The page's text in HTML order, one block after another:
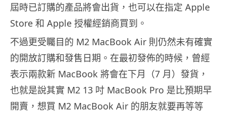
屆時已訂購的產品將會出貨，也可以在指定 Apple
Store 和 Apple 授權經銷商買到。
不過更受矚目的 M2 MacBook Air 則仍然未有確實
的開放訂購和發售日期。在最初發佈的時候，曾經
表示兩款新 MacBook 將會在下月（7 月）發貨，
也就是說其實 M2 13 吋 MacBook Pro 是比預期早
開賣，想買 M2 MacBook Air 的朋友就要再等等